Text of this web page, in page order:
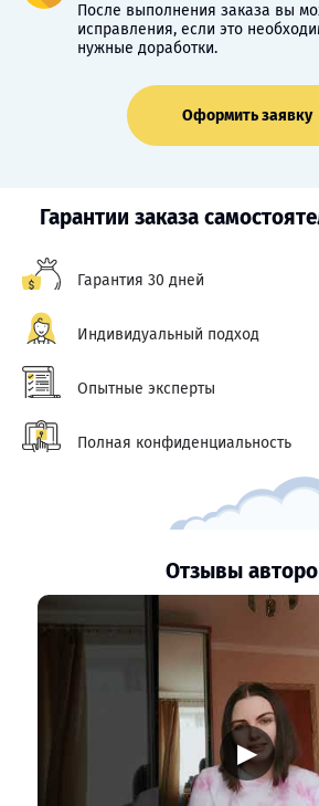
После выполнения заказа вы
исправления, если это
нужные доработки.
Оформить заявку
Гарантии заказа
Гарантия 30 дней
Индивидуальный подход
Опытные эксперты
Полная конфиденциальность
Отзывы
▶